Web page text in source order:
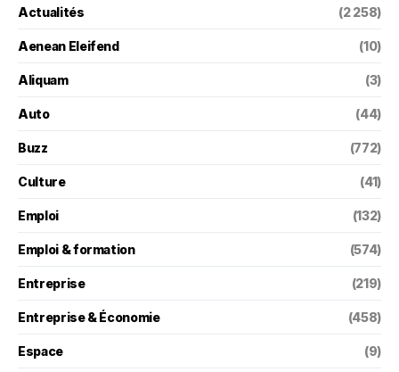
Actualités (2 258)
Aenean Eleifend (10)
Aliquam (3)
Auto (44)
Buzz (772)
Culture (41)
Emploi (132)
Emploi & formation (574)
Entreprise (219)
Entreprise & Économie (458)
Espace (9)